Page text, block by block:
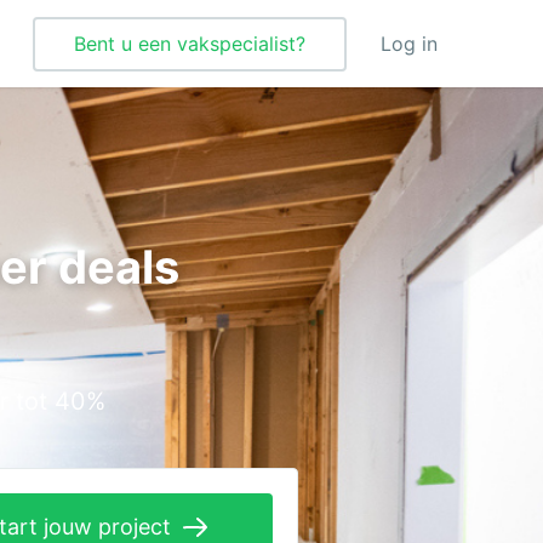
Bent u een vakspecialist? Log in
Tegelzetter
Vloeren
Vochtbestrijding
Warmtepomp
Zonnepanelen
Zonwering
deals
tot 40%
jouw project